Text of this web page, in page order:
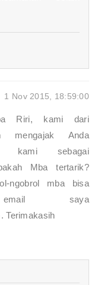
1 Nov 2015, 18:59:00
Riri, kami dari
mengajak Anda
kami sebagai
Mba tertarik?
ngobrol mba bisa
email saya
Terimakasih